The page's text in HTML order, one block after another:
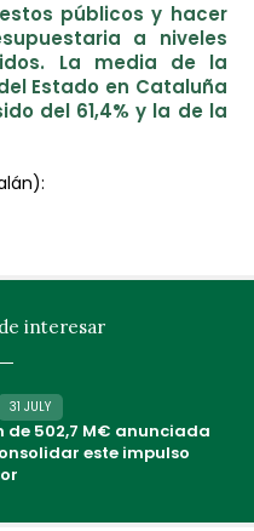
públicos y hacer
a niveles
La media de la
Estado en Cataluña
del 61,4% y la de la
interesar
31 JULY
de 502,7 M€ anunciada
este impulso